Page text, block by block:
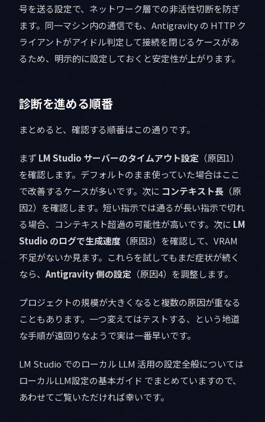
号を送る設定で、ネットワーク層での非活性切断を防ぎ
ます。同一マシン内の通信でも、Antigravity の HTTP ク
ライアントがアイドル判定して接続を閉じるケースがあ
るため、明示的に設定しておくと安定性が上がります。
診断を進める順番
まとめると、確認する順番はこの通りです。
まず LM Studio サーバーのタイムアウト設定 （原因1）
を確認します。デフォルトのまま使っていた場合はここ
で改善するケースが多いです。次に コンテキスト長 （原
因2）を確認します。短い指示では通るが長い指示で切れ
る場合、コンテキスト超過の可能性が高いです。次に LM
Studio のログで生成速度 （原因3）を確認して、VRAM
不足がないか見ます。これらを試してもまだ症状が続く
なら、 Antigravity 側の設定 （原因4）を調整します。
プロジェクトの規模が大きくなると複数の原因が重なる
こともあります。一つ変えてはテストする、という地道
な手順が遠回りなようで実は一番早いです。
LM Studio でのローカル LLM 活用の設定全般については
ローカルLLM設定の基本ガイド でまとめていますので、
あわせてご覧いただければ幸いです。